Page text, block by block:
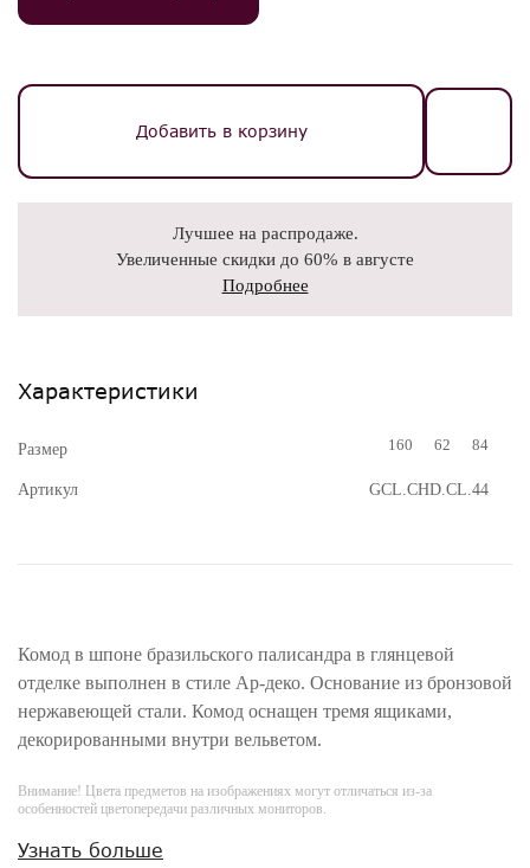
Добавить в корзину
Лучшее на распродаже.
Увеличенные скидки до 60% в августе
Подробнее
Характеристики
Размер 160 62 84
Артикул GCL.CHD.CL.44
Комод в шпоне бразильского палисандра в глянцевой
отделке выполнен в стиле Ар-деко. Основание из бронзовой
нержавеющей стали. Комод оснащен тремя ящиками,
декорированными внутри вельветом.
Внимание! Цвета предметов на изображениях могут отличаться из-за
особенностей цветопередачи различных мониторов.
Узнать больше